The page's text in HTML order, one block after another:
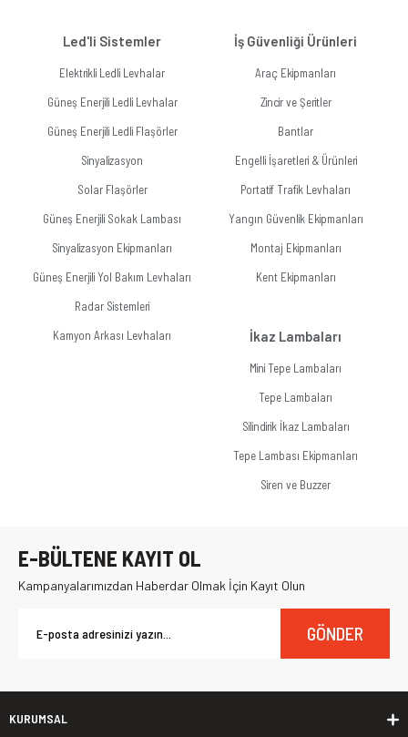
Led'li Sistemler
Elektrikli Ledli Levhalar
Güneş Enerjili Ledli Levhalar
Güneş Enerjili Ledli Flaşörler
Sinyalizasyon
Solar Flaşörler
Güneş Enerjili Sokak Lambası
Sinyalizasyon Ekipmanları
Güneş Enerjili Yol Bakım Levhaları
Radar Sistemleri
Kamyon Arkası Levhaları
İş Güvenliği Ürünleri
Araç Ekipmanları
Zincir ve Şeritler
Bantlar
Engelli İşaretleri & Ürünleri
Portatif Trafik Levhaları
Yangın Güvenlik Ekipmanları
Montaj Ekipmanları
Kent Ekipmanları
İkaz Lambaları
Mini Tepe Lambaları
Tepe Lambaları
Silindirik İkaz Lambaları
Tepe Lambası Ekipmanları
Siren ve Buzzer
E-BÜLTENE KAYIT OL
Kampanyalarımızdan Haberdar Olmak İçin Kayıt Olun
GÖNDER
KURUMSAL